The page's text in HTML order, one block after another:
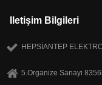
Iletişim Bilgileri
HEPSİANTEP
5.Organize Sanayi